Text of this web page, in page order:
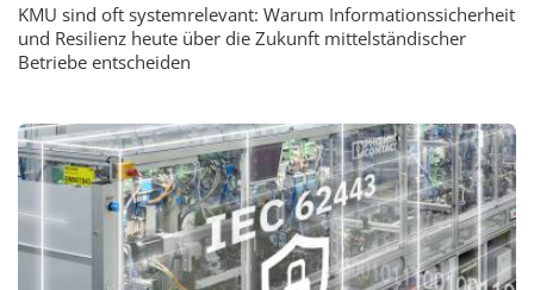
KMU sind oft systemrelevant: Warum Informationssicherheit
und Resilienz heute über die Zukunft mittelständischer
Betriebe entscheiden